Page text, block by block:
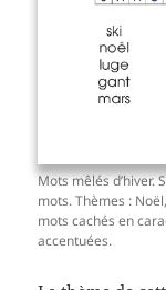
Mots mêlés d’hiver.
mots. Thèmes :
mots cachés en
accentuées.